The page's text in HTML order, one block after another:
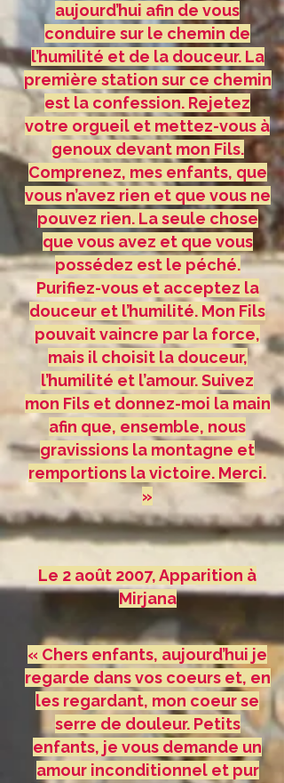
aujourd’hui afin de vous
conduire sur le chemin de
l’humilité et de la douceur. La
première station sur ce chemin
est la confession. Rejetez
votre orgueil et mettez-vous à
genoux devant mon Fils.
Comprenez, mes enfants, que
vous n’avez rien et que vous ne
pouvez rien. La seule chose
que vous avez et que vous
possédez est le péché.
Purifiez-vous et acceptez la
douceur et l’humilité. Mon Fils
pouvait vaincre par la force,
mais il choisit la douceur,
l’humilité et l’amour. Suivez
mon Fils et donnez-moi la main
afin que, ensemble, nous
gravissions la montagne et
remportions la victoire. Merci.
»
Le 2 août 2007, Apparition à
Mirjana
« Chers enfants, aujourd’hui je
regarde dans vos coeurs et, en
les regardant, mon coeur se
serre de douleur. Petits
enfants, je vous demande un
amour inconditionnel et pur